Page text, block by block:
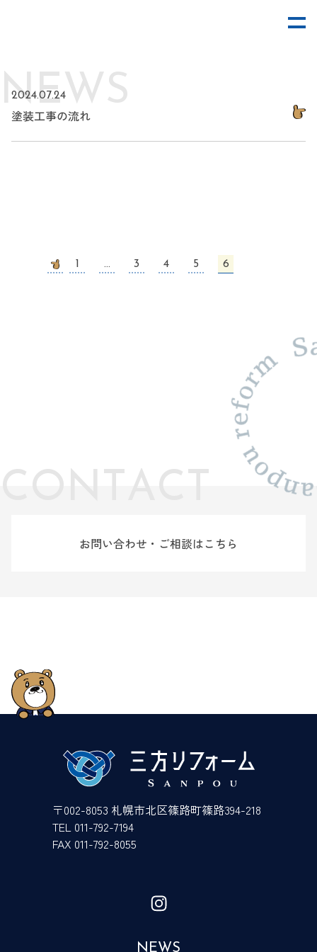
NEWS
2024.07.24
塗装工事の流れ
1 ... 3 4 5 6
CO N AC
お問い合わせ・ご相談はこちら
〒002-8053 札幌市北区篠路町篠路394-218
TEL 011-792-7194
FAX 011-792-8055
NEWS